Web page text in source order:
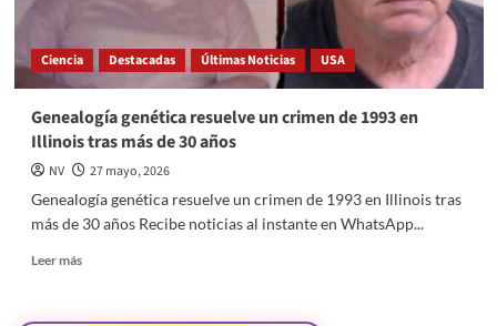
dólares
Ciencia Destacadas Últimas Noticias USA
Genealogía genética resuelve un crimen de 1993 en
Illinois tras más de 30 años
NV
27 mayo, 2026
Genealogía genética resuelve un crimen de 1993 en Illinois tras
más de 30 años Recibe noticias al instante en WhatsApp...
Leer másRead
Genealogía